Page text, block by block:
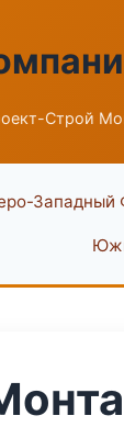
Строй
Западный